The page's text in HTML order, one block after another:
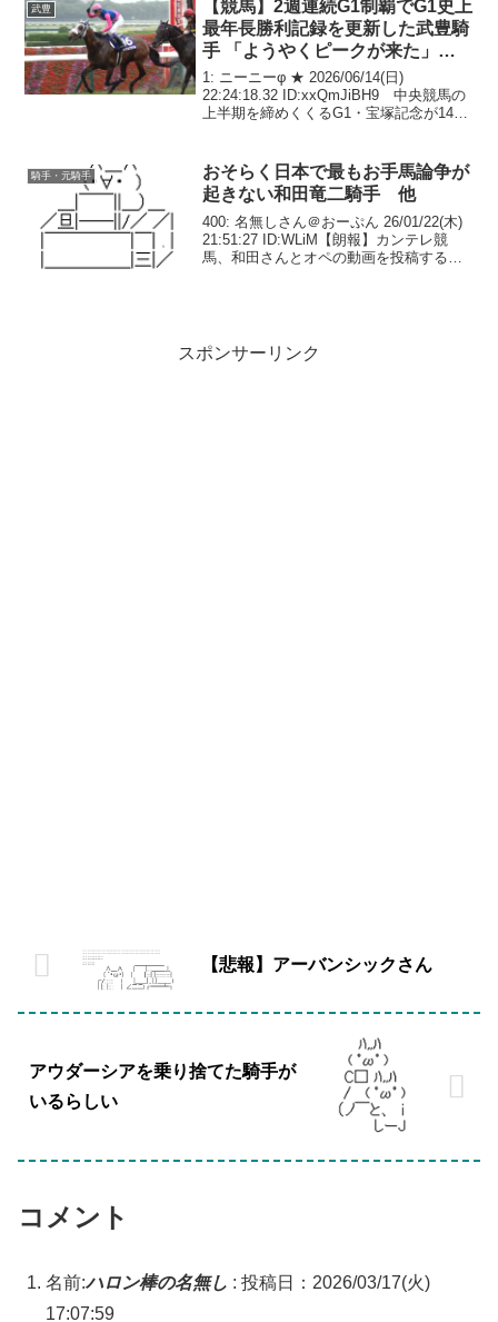
武豊
【競馬】2週連続G1制覇でG1史上
最年長勝利記録を更新した武豊騎
手 「ようやくピークが来た」
「遅咲きでした」 [ニーニーφ★]
1: ニーニーφ ★ 2026/06/14(日)
22:24:18.32 ID:xxQmJiBH9 中央競馬の
上半期を締めくくるG1・宝塚記念が14
る中、メイショ...
騎手・元騎手
おそらく日本で最もお手馬論争が
起きない和田竜二騎手 他
400: 名無しさん＠おーぷん 26/01/22(木)
21:51:27 ID:WLiM【朗報】カンテレ競
馬、和田さんとオペの動画を投稿する
スポンサーリンク
【悲報】アーバンシックさん
アウダーシアを乗り捨てた騎手が
いるらしい
コメント
名前:ハロン棒の名無し : 投稿日：2026/03/17(火)
17:07:59